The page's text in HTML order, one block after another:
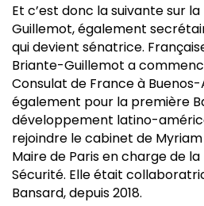
Et c’est donc la suivante sur
Guillemot, également
qui devient sénatrice.
Briante-Guillemot a
Consulat de France à
également pour la première
développement latino-
rejoindre le cabinet de
Maire de Paris en charge de
Sécurité. Elle était
Bansard, depuis 2018.